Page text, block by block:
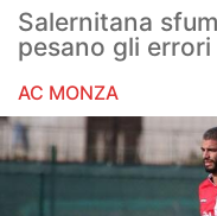
Calcio
Motori
Volley
Hockey
Salernitana
pesano gli
AC MONZA